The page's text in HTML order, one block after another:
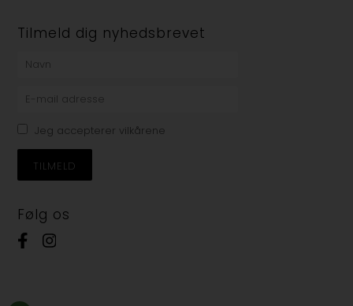
Tilmeld dig nyhedsbrevet
Jeg accepterer vilkårene
Følg os